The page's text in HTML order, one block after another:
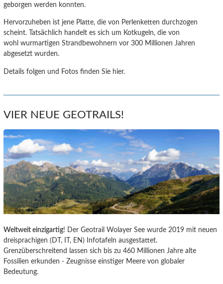
geborgen werden konnten.
Hervorzuheben ist jene Platte, die von Perlenketten durchzogen
scheint. Tatsächlich handelt es sich um Kotkugeln, die von
wohl wurmartigen Strandbewohnern vor 300 Millionen Jahren
abgesetzt wurden.
Details folgen und Fotos finden Sie hier.
VIER NEUE GEOTRAILS!
Weltweit einzigartig! Der Geotrail Wolayer See wurde 2019 mit neuen
dreisprachigen (DT, IT, EN) Infotafeln ausgestattet.
Grenzüberschreitend lassen sich bis zu 460 Millionen Jahre alte
Fossilien erkunden - Zeugnisse einstiger Meere von globaler
Bedeutung.